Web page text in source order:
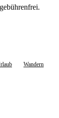
Wandern